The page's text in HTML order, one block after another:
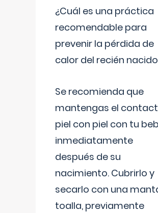
¿Cuál es una práctica
recomendable para
prevenir la pérdida de
calor del recién
Se recomienda que
mantengas el
piel con piel con tu
inmediatamente
después de su
nacimiento. Cubrirlo y
secarlo con una
toalla, previamente